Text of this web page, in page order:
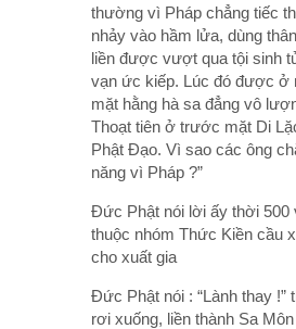
thường vì Pháp chẳng tiếc
nhảy vào hầm lửa, dùng
liền được vượt qua tội sinh
vạn ức kiếp. Lúc đó được ở
mặt hằng hà sa đẳng vô
Thoạt tiên ở trước mặt Di
Phật Đạo. Vì sao các ông
năng vì Pháp ?”
Đức Phật nói lời ấy thời 500
thuộc nhóm Thức Kiền cầu
cho xuất gia
Đức Phật nói : “Lành thay !”
rơi xuống, liền thành Sa